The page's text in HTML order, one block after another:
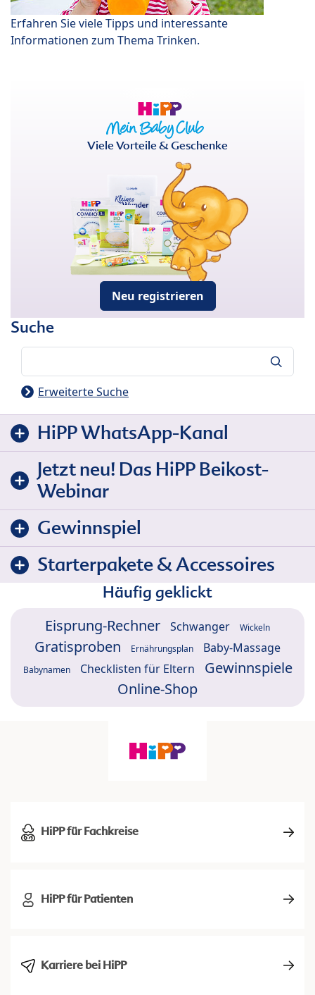
Erfahren Sie viele Tipps und interessante
Informationen zum Thema Trinken.
Viele Vorteile & Geschenke
Neu registrieren
Suche
Erweiterte Suche
HiPP WhatsApp-Kanal
Jetzt neu! Das HiPP Beikost-
Webinar
Gewinnspiel
Starterpakete & Accessoires
Häufig geklickt
Eisprung-Rechner Schwanger Wickeln
Gratisproben Ernährungsplan Baby-Massage
Babynamen Checklisten für Eltern
Gewinnspiele
Online-Shop
HiPP für Fachkreise
HiPP für Patienten
Karriere bei HiPP